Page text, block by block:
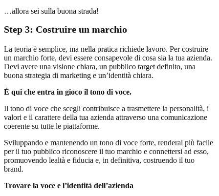
…allora sei sulla buona strada!
Step 3: Costruire un marchio
La teoria è semplice, ma nella pratica richiede lavoro. Per costruire
un marchio forte, devi essere consapevole di cosa sia la tua azienda.
Devi avere una visione chiara, un pubblico target definito, una
buona strategia di marketing e un’identità chiara.
È qui che entra in gioco il tono di voce.
Il tono di voce che scegli contribuisce a trasmettere la personalità, i
valori e il carattere della tua azienda attraverso una comunicazione
coerente su tutte le piattaforme.
Sviluppando e mantenendo un tono di voce forte, renderai più facile
per il tuo pubblico riconoscere il tuo marchio e connettersi ad esso,
promuovendo lealtà e fiducia e, in definitiva, costruendo il tuo
brand.
Trovare la voce e l’identità dell’azienda